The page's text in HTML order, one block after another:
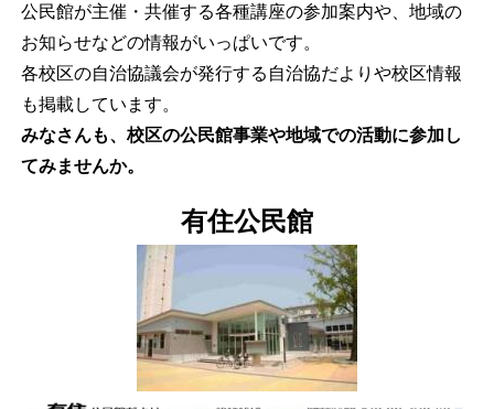
公民館が主催・共催する各種講座の参加案内や、地域の
お知らせなどの情報がいっぱいです。
各校区の自治協議会が発行する自治協だよりや校区情報
も掲載しています。
みなさんも、校区の公民館事業や地域での活動に参加し
てみませんか。
有住公民館